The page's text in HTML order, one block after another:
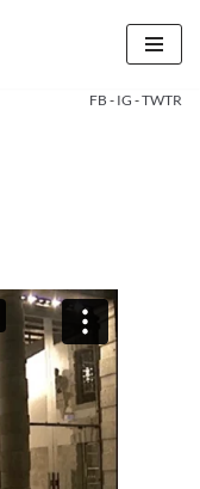
FB - IG -TWTR